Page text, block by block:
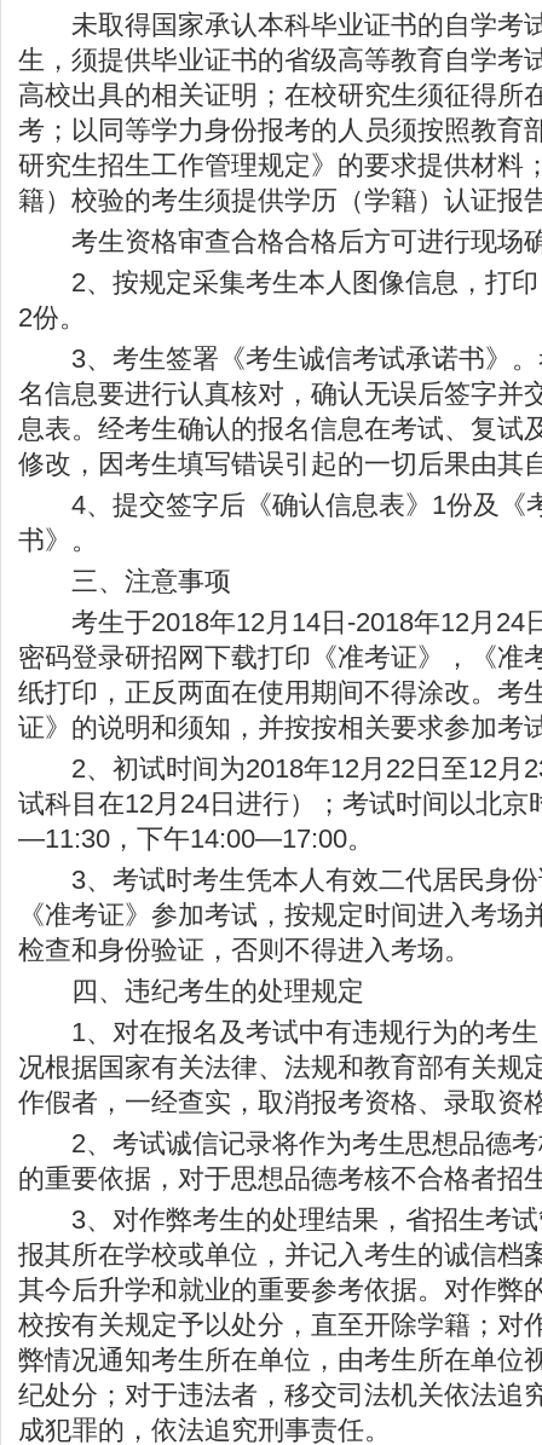
未取得国家承认本科毕业证书的自学考
生，须提供毕业证书的省级高等教育自学考
高校出具的相关证明；在校研究生须征得所
考；以同等学力身份报考的人员须按照教育
研究生招生工作管理规定》的要求提供材料
籍）校验的考生须提供学历（学籍）认证报
考生资格审查合格合格后方可进行现场
2、按规定采集考生本人图像信息，打印
2份。
3、考生签署《考生诚信考试承诺书》。
名信息要进行认真核对，确认无误后签字并
息表。经考生确认的报名信息在考试、复试
修改，因考生填写错误引起的一切后果由其
4、提交签字后《确认信息表》1份及《
书》。
三、注意事项
考生于2018年12月14日-2018年12月24
密码登录研招网下载打印《准考证》，《准
纸打印，正反两面在使用期间不得涂改。考
证》的说明和须知，并按按相关要求参加考
2、初试时间为2018年12月22日至12月
试科目在12月24日进行）；考试时间以北京
—11:30，下午14:00—17:00。
3、考试时考生凭本人有效二代居民身份
《准考证》参加考试，按规定时间进入考场
检查和身份验证，否则不得进入考场。
四、违纪考生的处理规定
1、对在报名及考试中有违规行为的考生
况根据国家有关法律、法规和教育部有关规
作假者，一经查实，取消报考资格、录取资
2、考试诚信记录将作为考生思想品德考
的重要依据，对于思想品德考核不合格者招
3、对作弊考生的处理结果，省招生考试
报其所在学校或单位，并记入考生的诚信档
其今后升学和就业的重要参考依据。对作弊
校按有关规定予以处分，直至开除学籍；对
弊情况通知考生所在单位，由考生所在单位
纪处分；对于违法者，移交司法机关依法追
成犯罪的，依法追究刑事责任。